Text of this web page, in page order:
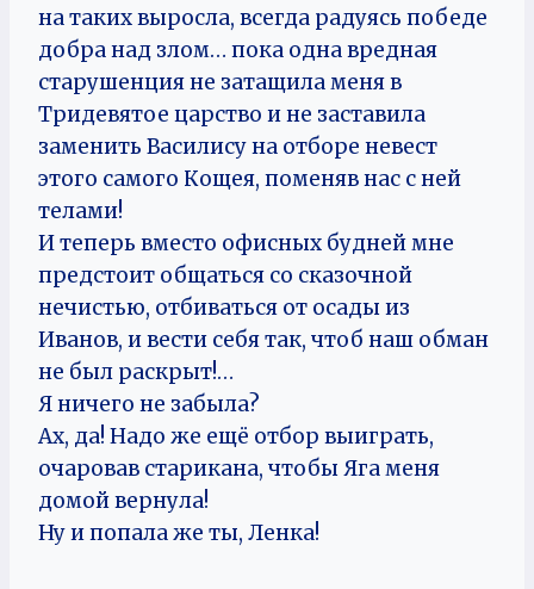
на таких выросла, всегда радуясь победе
добра над злом… пока одна вредная
старушенция не затащила меня в
Тридевятое царство и не заставила
заменить Василису на отборе невест
этого самого Кощея, поменяв нас с ней
телами!
И теперь вместо офисных будней мне
предстоит общаться со сказочной
нечистью, отбиваться от осады из
Иванов, и вести себя так, чтоб наш обман
не был раскрыт!…
Я ничего не забыла?
Ах, да! Надо же ещё отбор выиграть,
очаровав старикана, чтобы Яга меня
домой вернула!
Ну и попала же ты, Ленка!